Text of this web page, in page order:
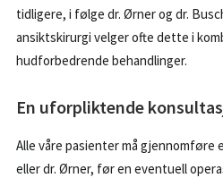
tidligere, i følge dr. Ørner og dr.
ansiktskirurgi velger ofte dette i
hudforbedrende behandlinger.
En uforpliktende
Alle våre pasienter må gjennomføre
eller dr. Ørner, før en eventuell